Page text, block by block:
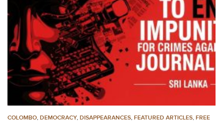
COLOMBO, DEMOCRACY, DISAPPEARANCES, FEATURED ARTICLES, FREE